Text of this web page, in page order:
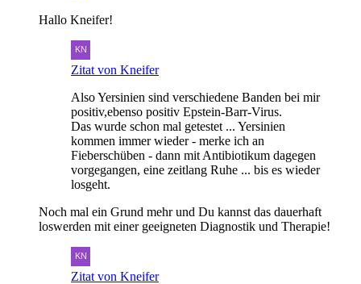
Hallo Kneifer!
Zitat von Kneifer
Also Yersinien sind verschiedene Banden bei mir
positiv,ebenso positiv Epstein-Barr-Virus.
Das wurde schon mal getestet ... Yersinien
kommen immer wieder - merke ich an
Fieberschüben - dann mit Antibiotikum dagegen
vorgegangen, eine zeitlang Ruhe ... bis es wieder
losgeht.
Noch mal ein Grund mehr und Du kannst das dauerhaft
loswerden mit einer geeigneten Diagnostik und Therapie!
Zitat von Kneifer